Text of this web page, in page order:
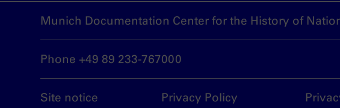
Munich Documentation Center for the History of
Phone +49 89 233-767000
Site notice Privacy Policy